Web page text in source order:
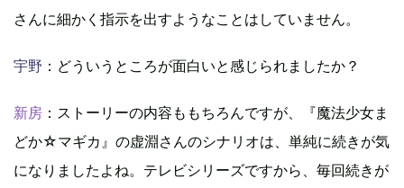
さんに細かく指示を出すようなことはしていません。
宇野 ：どういうところが面白いと感じられましたか？
新房 ：ストーリーの内容ももちろんですが、『魔法少女ま
どか☆マギカ』の虚淵さんのシナリオは、単純に続きが気
になりましたよね。テレビシリーズですから、毎回続きが